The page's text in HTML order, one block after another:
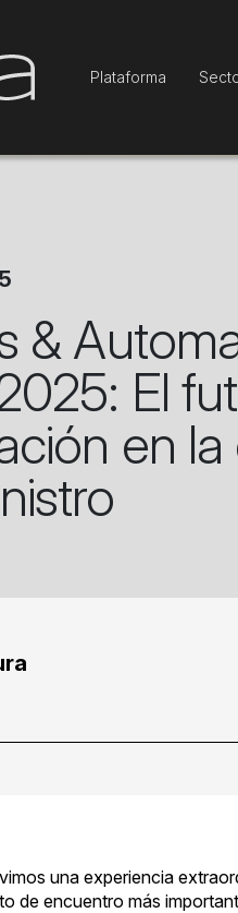
Plataforma
&
El
en
una experiencia
de encuentro más